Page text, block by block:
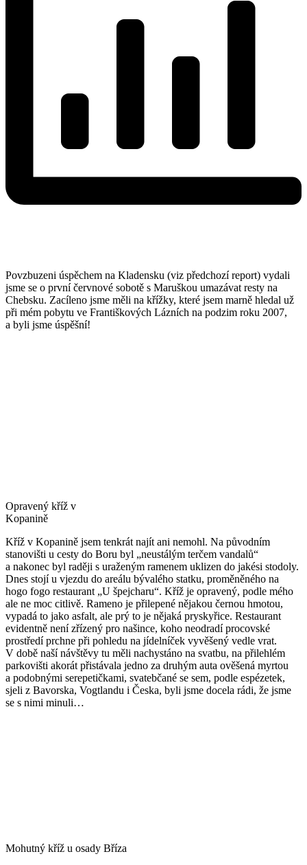
Povzbuzeni úspěchem na Kladensku (viz předchozí report) vydali
jsme se o první červnové sobotě s Maruškou umazávat resty na
Chebsku. Zacíleno jsme měli na křížky, které jsem marně hledal už
při mém pobytu ve Františkových Lázních na podzim roku 2007,
a byli jsme úspěšní!
Opravený kříž v
Kopanině
Kříž v Kopanině jsem tenkrát najít ani nemohl. Na původním
stanovišti u cesty do Boru byl „neustálým terčem vandalů“
a nakonec byl raději s uraženým ramenem uklizen do jakési stodoly.
Dnes stojí u vjezdu do areálu bývalého statku, proměněného na
hogo fogo restaurant „U špejcharu“. Kříž je opravený, podle mého
ale ne moc citlivě. Rameno je přilepené nějakou černou hmotou,
vypadá to jako asfalt, ale prý to je nějaká pryskyřice. Restaurant
evidentně není zřízený pro našince, koho neodradí procovské
prostředí prchne při pohledu na jídelníček vyvěšený vedle vrat.
V době naší návštěvy tu měli nachystáno na svatbu, na přilehlém
parkovišti akorát přistávala jedno za druhým auta ověšená myrtou
a podobnými serepetičkami, svatebčané se sem, podle espézetek,
sjeli z Bavorska, Vogtlandu i Česka, byli jsme docela rádi, že jsme
se s nimi minuli…
Mohutný kříž u osady Bříza